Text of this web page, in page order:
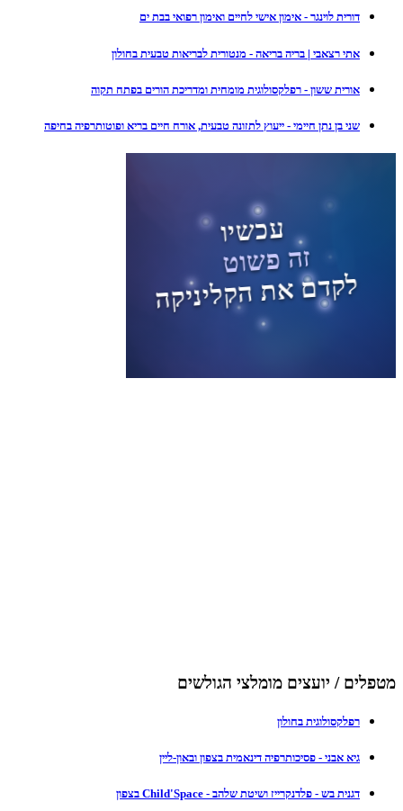
דורית לוינגר - אימון אישי לחיים ואימון רפואי בבת ים
אתי רצאבי | בריה בריאה - מנטורית לבריאות טבעית בחולון
אורית ששון - רפלקסולוגית מומחית ומדריכת הורים בפתח תקוה
שני בן נתן חיימי - ייעוץ לתזונה טבעית, אורח חיים בריא ופוטותרפיה בחיפה
מטפלים / יועצים מומלצי הגולשים
רפלקסולוגית בחולון
גיא אבני - פסיכותרפיה דינאמית בצפון ובאון-ליין
דגנית בש - פלדנקרייז ושיטת שלהב - Child'Space בצפון